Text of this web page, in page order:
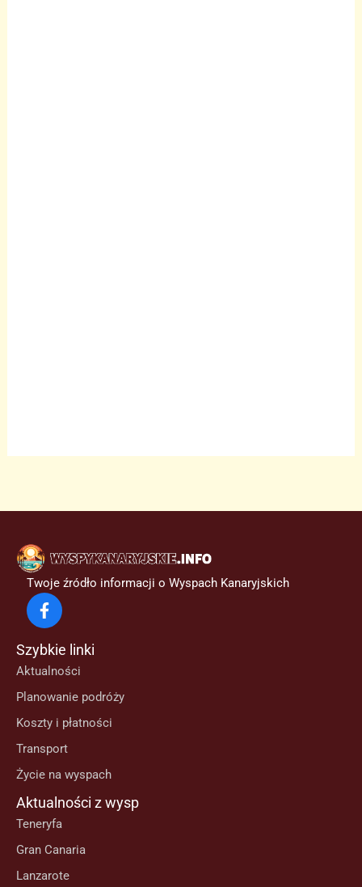
Twoje źródło informacji o Wyspach Kanaryjskich
Szybkie linki
Aktualności
Planowanie podróży
Koszty i płatności
Transport
Życie na wyspach
Aktualności z wysp
Teneryfa
Gran Canaria
Lanzarote